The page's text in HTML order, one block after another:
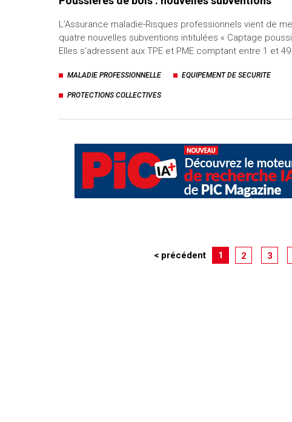
L’Assurance maladie-Risques professionnels vient de
quatre nouvelles subventions intitulées « Captage
Elles s’adressent aux TPE et PME comptant entre 1 et 49
MALADIE PROFESSIONNELLE EQUIPEMENT DE SECURITE
PROTECTIONS COLLECTIVES
< précédent 1 2 3